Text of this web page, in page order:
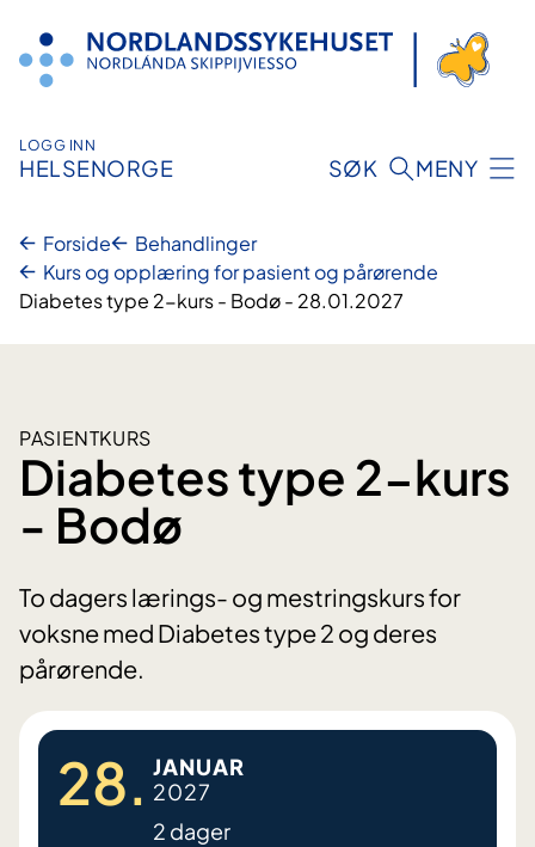
innhold
LOGG INN
HELSENORGE SØK MENY
Forside
Behandlinger
Kurs og opplæring for pasient og pårørende
Diabetes type 2-kurs - Bodø - 28.01.2027
PASIENTKURS
Diabetes type 2-kurs
- Bodø
To dagers lærings- og mestringskurs for
voksne med Diabetes type 2 og deres
pårørende.
28. JANUAR
2027
2 dager